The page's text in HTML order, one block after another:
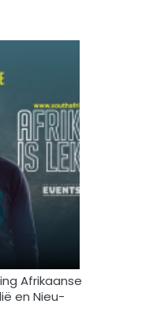
Afrikaanse
en Nieu-